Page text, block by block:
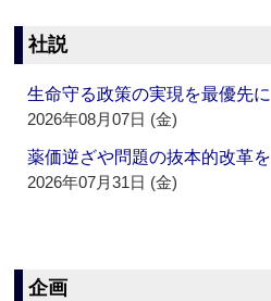
社説
生命守る政策の実現を最優先に
2026年08月07日 (金)
薬価逆ざや問題の抜本的改革を
2026年07月31日 (金)
企画